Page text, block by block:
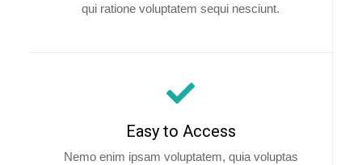
qui ratione voluptatem sequi nesciunt.
Easy to Access
Nemo enim ipsam voluptatem, quia voluptas